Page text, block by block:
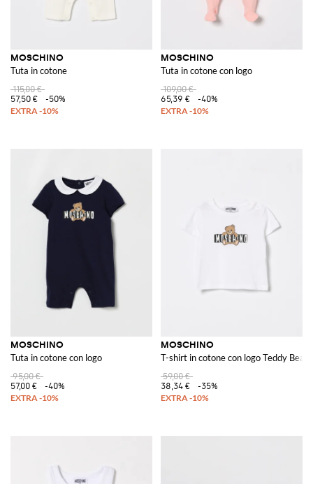
MOSCHINO
Tuta in cotone
115,00 €
57,50 €
-50%
MOSCHINO
Tuta in cotone con logo
109,00 €
65,39 €
-40%
MOSCHINO
Tuta in cotone con logo
95,00 €
57,00 €
-40%
MOSCHINO
T-shirt in cotone con logo Teddy Bear
59,00 €
38,34 €
-35%